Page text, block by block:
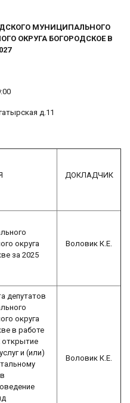
МУНИЦИПАЛЬНОГО
ОКРУГА БОГОРОДСКОЕ В
д.11
ДОКЛАДЧИК
округа
за 2025
Воловик К.Е.
депутатов
округа
в работе
открытие
и (или)
Воловик К.Е.